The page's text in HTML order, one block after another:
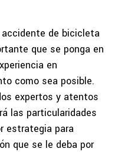
de bicicleta
que se ponga en
en
como sea posible.
expertos y atentos
las particularidades
estrategia para
que se le deba por